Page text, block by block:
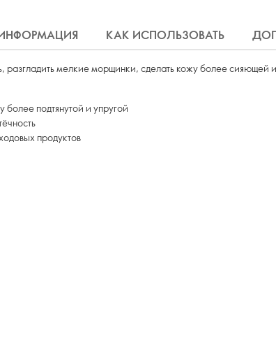
КАК ИСПОЛЬЗОВАТЬ
мелкие морщинки, сделать кожу более сияющей
более подтянутой и упругой
продуктов